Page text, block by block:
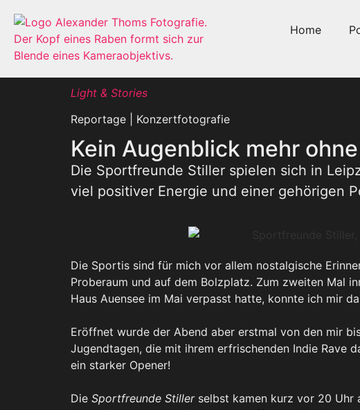
Home
Light & Stories
Reportage | Konzertfotografie
Kein Augenblick mehr
Die Sportfreunde Stiller spielen sich in
viel positiver Energie und einer gehörigen
Die Sportis sind für mich vor allem nostalgische
Proberaum und auf dem Bolzplatz. Zum zweiten Mal
Haus Auensee im Mai verpasst hatte, konnte ich mir
Eröffnet wurde der Abend aber erstmal von den mir
Jugendtagen, die mit ihrem erfrischenden Indie Rave
ein starker Opener!
Die Sportfreunde Stillerselbst kamen kurz vor 20 Uhr